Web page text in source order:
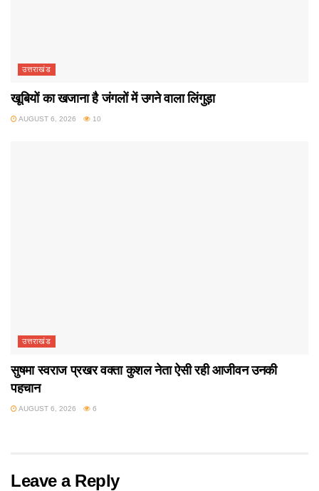
उत्तराखंड
खूबियों का खजाना है जंगलों में उगने वाला लिंगुड़ा
AUGUST 6, 2026 10
उत्तराखंड
सुषमा स्वराज प्रखर वक्ता कुशल नेता ऐसी रही आजीवन उनकी
पहचान
AUGUST 6, 2026 6
Leave a Reply